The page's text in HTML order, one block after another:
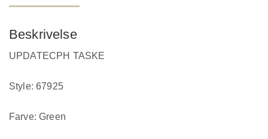
Beskrivelse
UPDATECPH TASKE
Style: 67925
Farve: Green